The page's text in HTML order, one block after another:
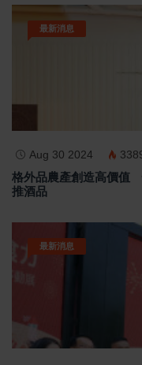
最新消息
Aug 30 2024
格外品農產創造高價值
推酒品
最新消息